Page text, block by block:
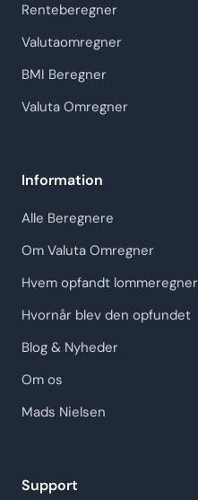
Renteberegner
Valutaomregner
BMI Beregner
Valuta Omregner
Information
Alle Beregnere
Om Valuta Omregner
Hvem opfandt lommeregner
Hvornår blev den opfundet
Blog & Nyheder
Om os
Mads Nielsen
Support